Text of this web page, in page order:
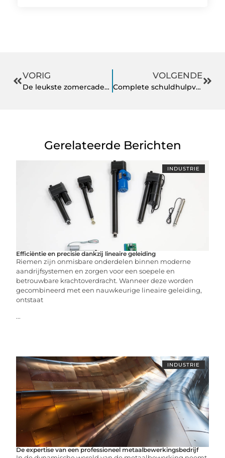
VORIG
De leukste zomercadeautjes van dit moment!
VOLGENDE
Complete schuldhulpverlening van een specialist nabij Rotterdam
Gerelateerde Berichten
INDUSTRIE
Efficiëntie en precisie dankzij lineaire geleiding
Riemen zijn onmisbare onderdelen binnen moderne
aandrijfsystemen en zorgen voor een soepele en
betrouwbare krachtoverdracht. Wanneer deze worden
gecombineerd met een nauwkeurige lineaire geleiding,
ontstaat
...
INDUSTRIE
De expertise van een professioneel metaalbewerkingsbedrijf